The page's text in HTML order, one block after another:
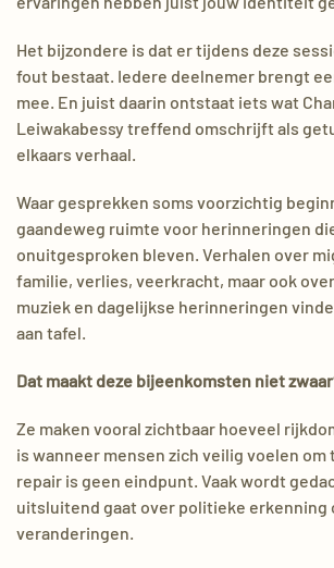
Het bijzondere is dat er tijdens deze
fout bestaat. Iedere deelnemer brengt
mee. En juist daarin ontstaat iets wat
Leiwakabessy treffend omschrijft als
elkaars verhaal.
Waar gesprekken soms voorzichtig
gaandeweg ruimte voor herinneringen
onuitgesproken bleven. Verhalen over
familie, verlies, veerkracht, maar ook
muziek en dagelijkse herinneringen
aan tafel.
Dat maakt deze bijeenkomsten niet
Ze maken vooral zichtbaar hoeveel
is wanneer mensen zich veilig voelen om
repair is geen eindpunt. Vaak wordt
uitsluitend gaat over politieke
veranderingen.